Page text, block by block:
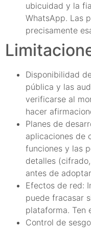
ubicuidad y la
WhatsApp. Las
precisamente
Disponibilidad
pública y las
verificarse al
hacer
Planes de
aplicaciones de
funciones y las
detalles
antes de
Efectos de red:
puede fracasar
plataforma. Ten
Control de